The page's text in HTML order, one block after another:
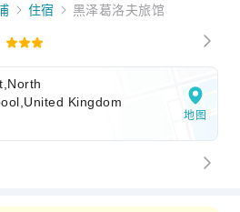
住宿 黑泽葛洛夫旅馆
Kingdom
地图